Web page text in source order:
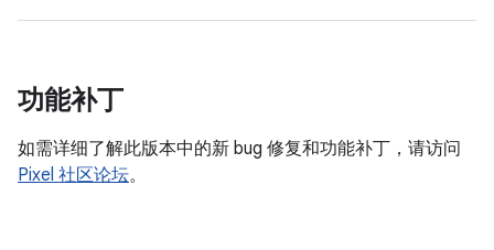
功能补丁
如需详细了解此版本中的新 bug 修复和功能补丁，请访问
Pixel 社区论坛。